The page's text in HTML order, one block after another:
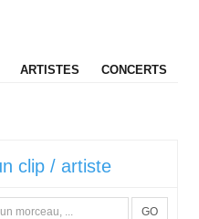
ARTISTES CONCERTS
clip / artiste
GO